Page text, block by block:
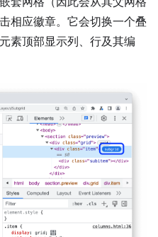
相应徽章。它会切换一个叠
素顶部显示列、行及其编